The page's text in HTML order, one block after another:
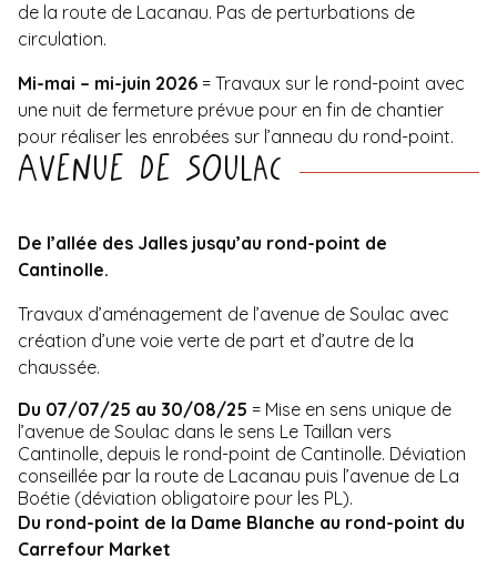
de la route de Lacanau. Pas de perturbations de
circulation.
Mi-mai – mi-juin 2026 = Travaux sur le rond-point avec
une nuit de fermeture prévue pour en fin de chantier
pour réaliser les enrobées sur l’anneau du rond-point.
Avenue de Soulac
De l’allée des Jalles jusqu’au rond-point de
Cantinolle.
Travaux d’aménagement de l’avenue de Soulac avec
création d’une voie verte de part et d’autre de la
chaussée.
Du 07/07/25 au 30/08/25 = Mise en sens unique de
l’avenue de Soulac dans le sens Le Taillan vers
Cantinolle, depuis le rond-point de Cantinolle. Déviation
conseillée par la route de Lacanau puis l’avenue de La
Boétie (déviation obligatoire pour les PL).
Du rond-point de la Dame Blanche au rond-point du
Carrefour Market